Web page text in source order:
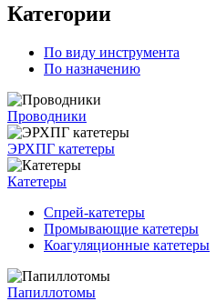
Категории
По виду инструмента
По назначению
Проводники
ЭРХПГ катетеры
Катетеры
Спрей-катетеры
Промывающие катетеры
Коагуляционные катетеры
Папиллотомы